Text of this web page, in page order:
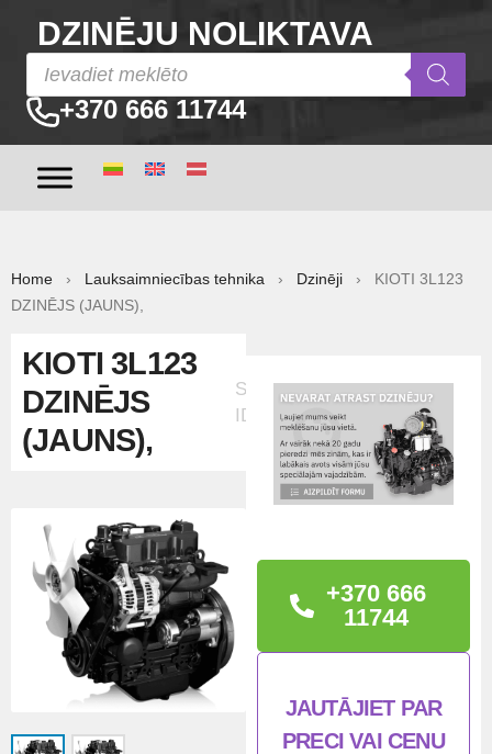
DZINĒJU NOLIKTAVA
+370 666 11744
Home › Lauksaimniecības tehnika › Dzinēji › KIOTI 3L123
DZINĒJS (JAUNS),
KIOTI 3L123
DZINĒJS
(JAUNS),
Sludinājuma
ID:60701
TEHNISKĀ
cilindru, 1,233 l
dīzeļdzinējs, piemērots
mazai un vidējai tehnikai:
ģeneratoriem,
kompresoriem, sūkņiem,
+370 666
11744
JAUTĀJIET PAR
PRECI VAI CENU